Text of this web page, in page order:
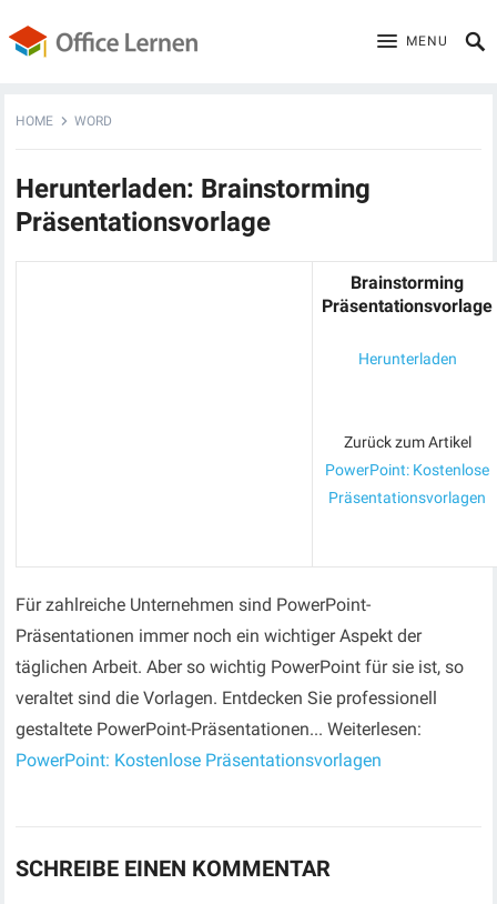
MENU
HOME WORD
Herunterladen: Brainstorming
Präsentationsvorlage
Brainstorming
Präsentationsvorlage
Herunterladen
Zurück zum Artikel
PowerPoint: Kostenlose
Präsentationsvorlagen
Für zahlreiche Unternehmen sind PowerPoint-
Präsentationen immer noch ein wichtiger Aspekt der
täglichen Arbeit. Aber so wichtig PowerPoint für sie ist, so
veraltet sind die Vorlagen. Entdecken Sie professionell
gestaltete PowerPoint-Präsentationen... Weiterlesen:
PowerPoint: Kostenlose Präsentationsvorlagen
SCHREIBE EINEN KOMMENTAR